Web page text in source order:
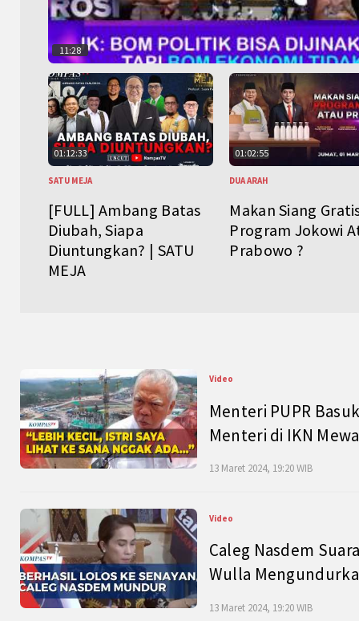
11:28
01:12:33
SATU MEJA
[FULL] Ambang Batas
Diubah, Siapa
Diuntungkan? | SATU
MEJA
01:02:55
DUA ARAH
Makan Siang
Program Jokowi
Prabowo ?
Video
Menteri PUPR
Menteri di IKN
13 Maret 2024, 19:20 WIB
Video
Caleg Nasdem
Wulla
13 Maret 2024, 19:20 WIB